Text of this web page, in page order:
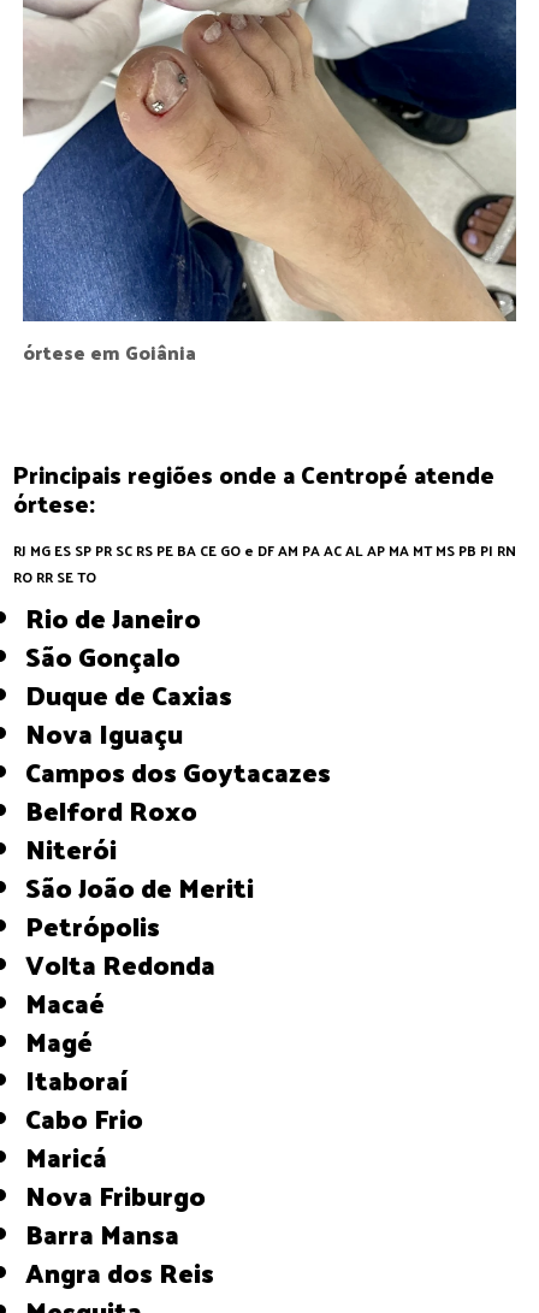
órtese em Goiânia
Principais regiões onde a Centropé atende
órtese:
RJ MGESSPPRSCRSPEBACEGO e DFAM PAACALAPMAMTMSPB PI RN
RORRSETO
Rio de Janeiro
São Gonçalo
Duque de Caxias
Nova Iguaçu
Campos dos Goytacazes
Belford Roxo
Niterói
São João de Meriti
Petrópolis
Volta Redonda
Macaé
Magé
Itaboraí
Cabo Frio
Maricá
Nova Friburgo
Barra Mansa
Angra dos Reis